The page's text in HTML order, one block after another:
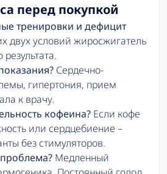
перед покупкой
тренировки и дефицит
двух условий жиросжигатель
Сердечно-
гипертония, прием
к врачу.
кофеина? Если кофе
или сердцебиение –
без стимуляторов.
Медленный